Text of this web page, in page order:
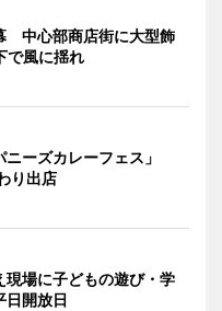
中心部商店街に大型飾
で風に揺れ
ニーズカレーフェス」
り出店
現場に子どもの遊び・学
開放日